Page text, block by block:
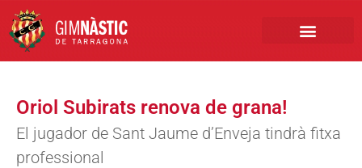
Oriol Subirats renova de grana!
El jugador de Sant Jaume d’Enveja tindrà fitxa
professional